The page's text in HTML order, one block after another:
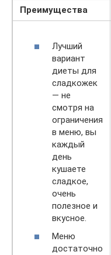
Преимущества
Лучший
вариант
диеты для
сладкожек
— не
смотря на
ограничения
в меню, вы
каждый
день
кушаете
сладкое,
очень
полезное и
вкусное.
Меню
достаточно